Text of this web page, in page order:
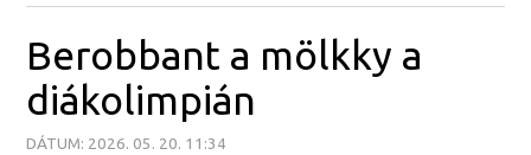
Berobbant a mölkky a
diákolimpián
DÁTUM: 2026. 05. 20. 11:34